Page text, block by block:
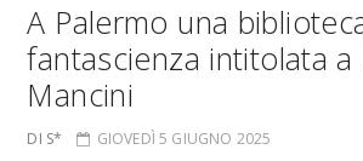
A Palermo una
fantascienza intitolata a
Mancini
DI S* GIOVEDÌ 5 GIUGNO 2025